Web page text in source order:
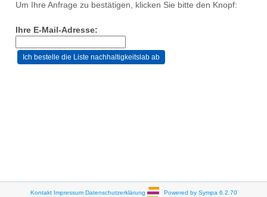
Um Ihre Anfrage zu bestätigen, klicken Sie bitte den Knopf:
Ihre E-Mail-Adresse:
Kontakt Impressum Datenschutzerklärung Powered by Sympa 6.2.70